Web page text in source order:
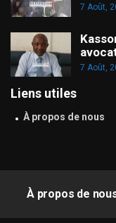
7 Août,
7 Août,
Liens utiles
À propos de nous
À propos de